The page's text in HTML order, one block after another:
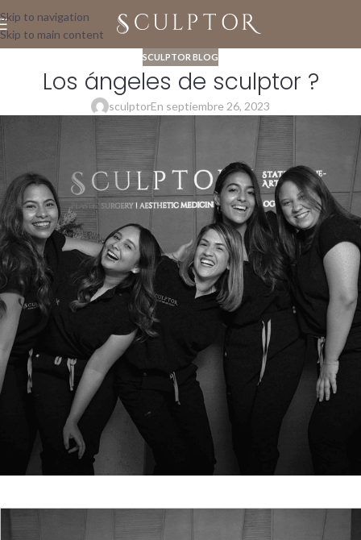
Skip to navigation
Skip to main content
SCULPTOR BLOG
Los ángeles de sculptor ?
sculptorEn septiembre 26, 2023